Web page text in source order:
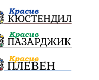
празници
Тръмп